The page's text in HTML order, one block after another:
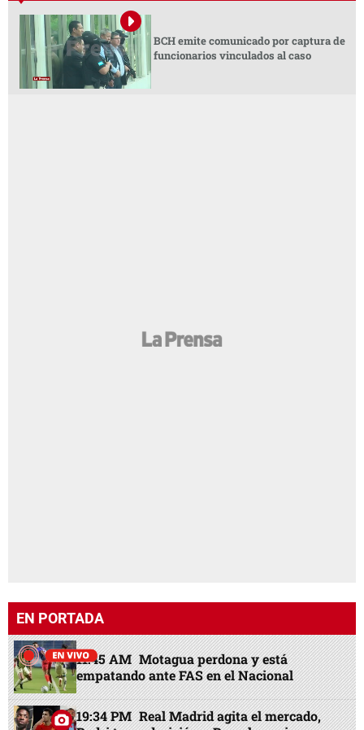
BCH emite comunicado por captura de
funcionarios vinculados al caso
EN PORTADA
11:45 AM Motagua perdona y está
empatando ante FAS en el Nacional
19:34 PM Real Madrid agita el mercado,